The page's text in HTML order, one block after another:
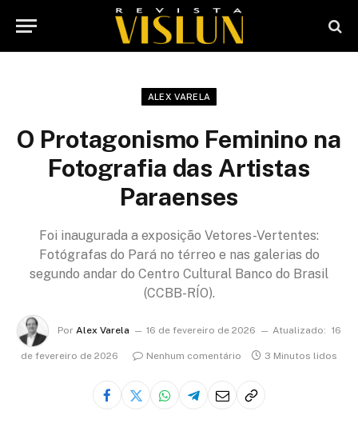
ALEX VARELA
O Protagonismo Feminino na
Fotografia das Artistas
Paraenses
Foi inaugurada a exposição Vetores-Vertentes:
Fotógrafas do Pará no térreo e nas galerias do
segundo andar do Centro Cultural Banco do Brasil
(CCBB-RÍO).
Por Alex Varela 16 de fevereiro de 2026 Atualizado: 16
de fevereiro de 2026 Nenhum comentário 3 Minutos lidos